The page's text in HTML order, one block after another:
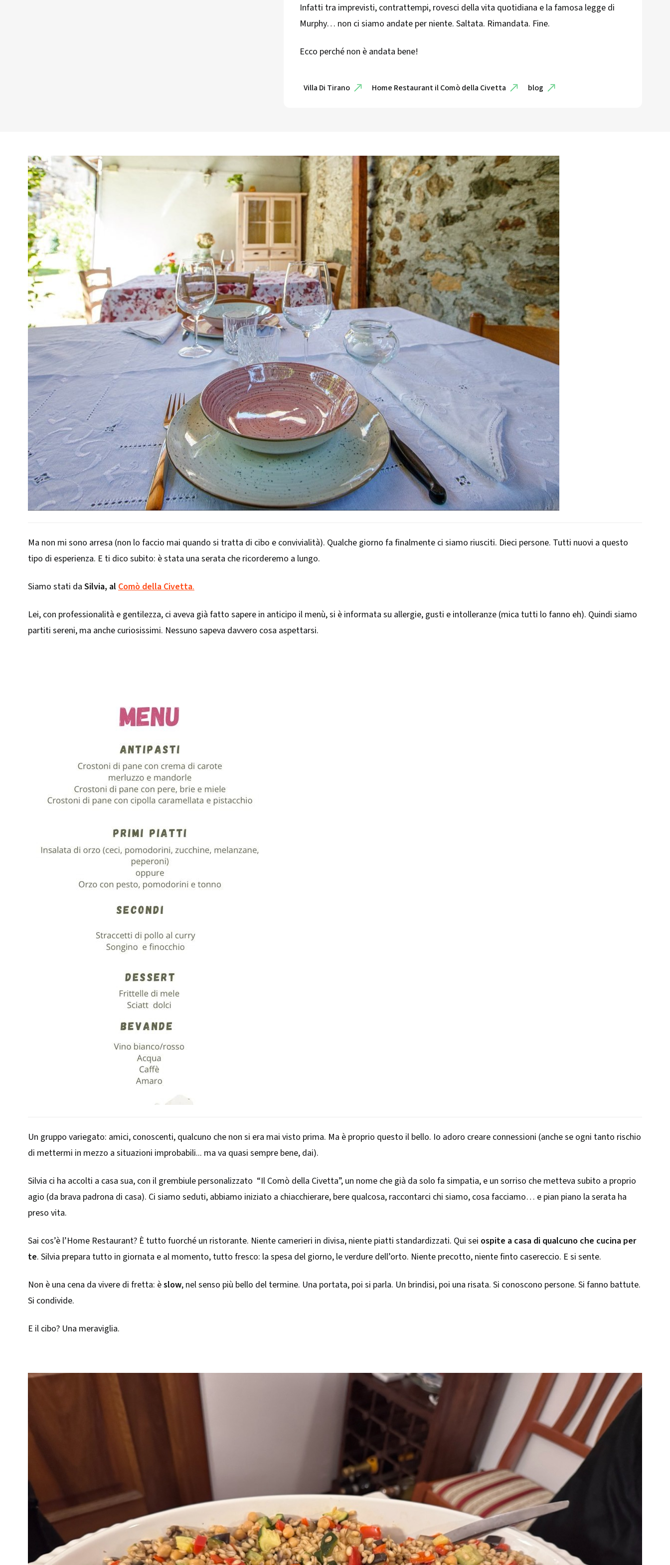
Infatti tra imprevisti, contrattempi, rovesci della vita quotidiana e la famosa legge di
Murphy… non ci siamo andate per niente. Saltata. Rimandata. Fine.
Ecco perché non è andata bene!
Villa Di Tirano Home Restaurant il Comò della Civetta blog
Ma non mi sono arresa (non lo faccio mai quando si tratta di cibo e convivialità). Qualche giorno fa finalmente ci siamo riusciti. Dieci persone. Tutti nuovi a questo
tipo di esperienza. E ti dico subito: è stata una serata che ricorderemo a lungo.
Siamo stati da Silvia, al Comò della Civetta.
Lei, con professionalità e gentilezza, ci aveva già fatto sapere in anticipo il menù, si è informata su allergie, gusti e intolleranze (mica tutti lo fanno eh). Quindi siamo
partiti sereni, ma anche curiosissimi. Nessuno sapeva davvero cosa aspettarsi.
Un gruppo variegato: amici, conoscenti, qualcuno che non si era mai visto prima. Ma è proprio questo il bello. Io adoro creare connessioni (anche se ogni tanto rischio
di mettermi in mezzo a situazioni improbabili... ma va quasi sempre bene, dai).
Silvia ci ha accolti a casa sua, con il grembiule personalizzato “Il Comò della Civetta”, un nome che già da solo fa simpatia, e un sorriso che metteva subito a proprio
agio (da brava padrona di casa). Ci siamo seduti, abbiamo iniziato a chiacchierare, bere qualcosa, raccontarci chi siamo, cosa facciamo… e pian piano la serata ha
preso vita.
Sai cos’è l’Home Restaurant? È tutto fuorché un ristorante. Niente camerieri in divisa, niente piatti standardizzati. Qui sei ospite a casa di qualcuno che cucina per
te. Silvia prepara tutto in giornata e al momento, tutto fresco: la spesa del giorno, le verdure dell’orto. Niente precotto, niente finto casereccio. E si sente.
Non è una cena da vivere di fretta: èslow, nel senso più bello del termine. Una portata, poi si parla. Un brindisi, poi una risata. Si conoscono persone. Si fanno battute.
Si condivide.
E il cibo? Una meraviglia.